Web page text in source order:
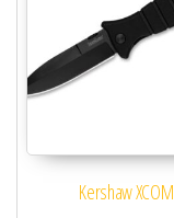
Kershaw XCOM